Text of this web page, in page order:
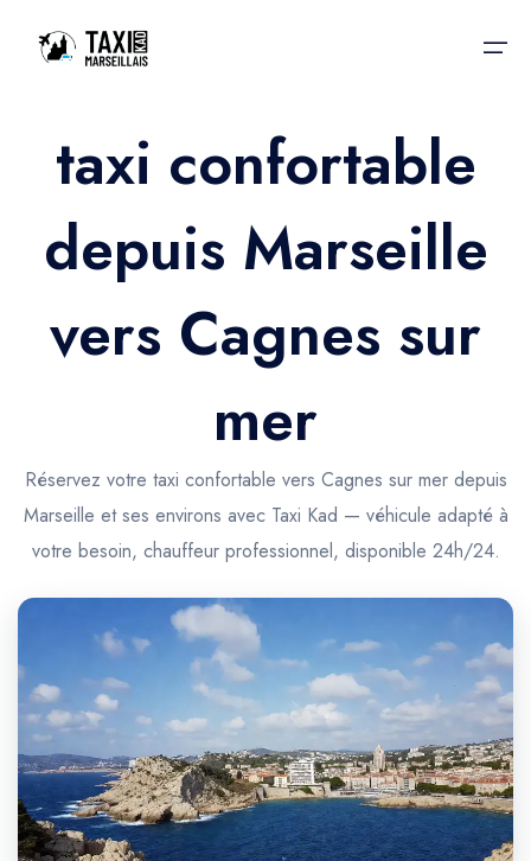
Accueil
Nos services
Nos services
Trajet Gare SNCF
Trajet Santé
Trajet Longue Distance
Taxis aéroport
Réservation
Actualités & évènements
Contactez-nous
taxi confortable
depuis Marseille
vers Cagnes sur
mer
Réservez votre taxi confortable vers Cagnes sur mer depuis
Marseille et ses environs avec Taxi Kad — véhicule adapté à
votre besoin, chauffeur professionnel, disponible 24h/24.